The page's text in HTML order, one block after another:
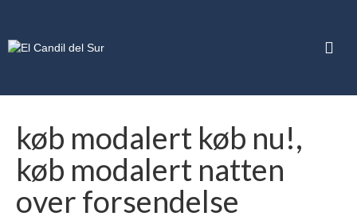
køb modalert køb nu!,
køb modalert natten
over forsendelse